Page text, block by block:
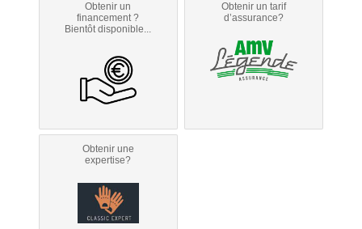
Obtenir un
financement ?
Bientôt disponible...
Obtenir un tarif
d’assurance?
Obtenir une
expertise?